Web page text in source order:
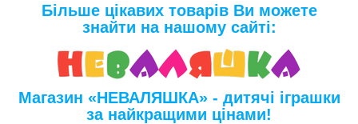
Більше цікавих товарів Ви можете
знайти на нашому сайті:
Магазин «НЕВАЛЯШКА» - дитячі іграшки
за найкращими цінами!